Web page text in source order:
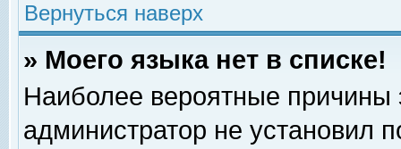
Вернуться наверх
» Моего языка нет в списке!
Наиболее вероятные причины
администратор не установил